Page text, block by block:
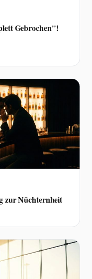
Gebrochen"!
zur Nüchternheit